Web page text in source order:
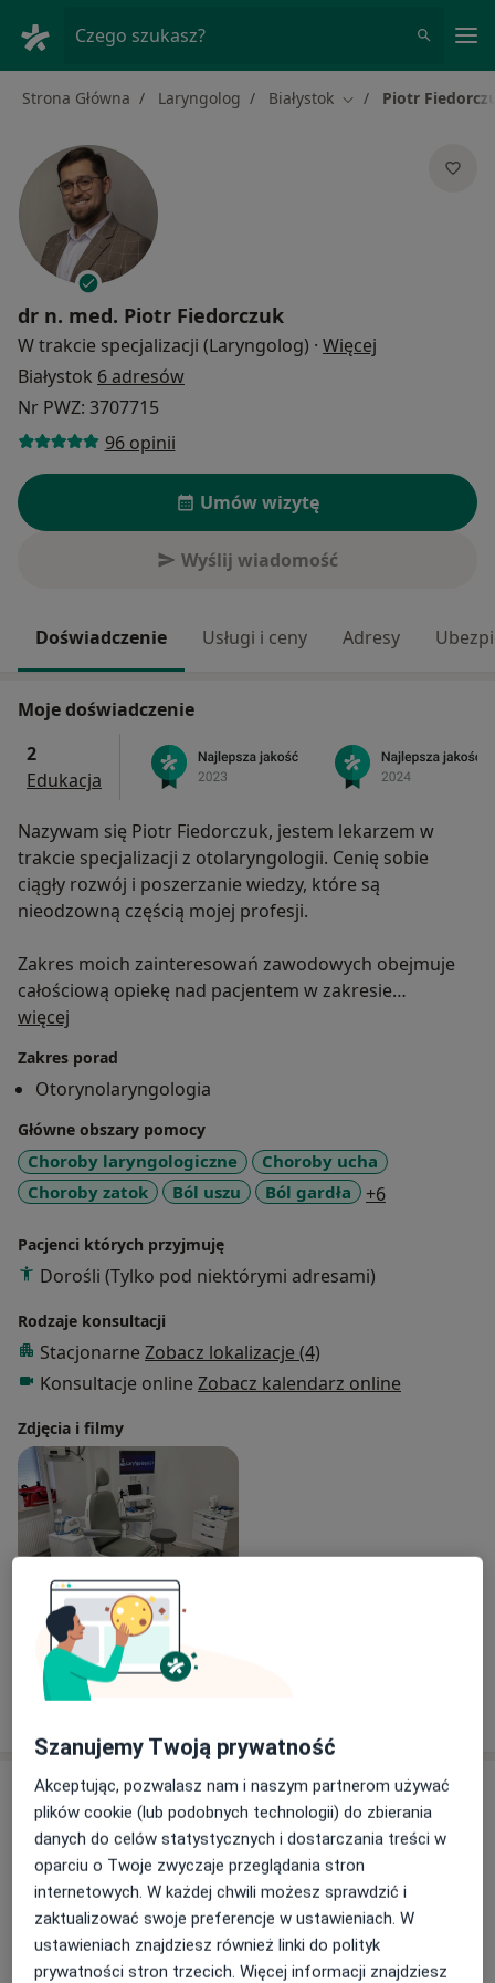
Czego szukasz?
Strona Główna Laryngolog Białystok Zmień miasto
Piotr
dr n. med. Piotr Fiedorczuk
W trakcie specjalizacji (Laryngolog) · Więcej
Białystok 6 adresów
Nr PWZ: 3707715
96 opinii
Umów wizytę
Wyślij wiadomość
Doświadczenie Usługi i ceny Adresy
Moje doświadczenie
2
Edukacja
Nazywam się Piotr Fiedorczuk, jestem lekarzem w
trakcie specjalizacji z otolaryngologii. Cenię sobie
ciągły rozwój i poszerzanie wiedzy, które są
nieodzowną częścią mojej profesji.
Zakres moich zainteresowań zawodowych obejmuje
całościową opiekę nad pacjentem w zakresie
laryngologii, z uwzględnieniem chorób uszu, nosa,
medycyny estetycznej. Stawiam na indywidualne
podejście do pacjenta, skupiając się na wysokiej
jakości opiece medycznej.
więcej
Zakres porad
Otorynolaryngologia
Główne obszary pomocy
Choroby laryngologiczne
Choroby ucha
Choroby zatok
Ból uszu Ból gardła +6
Pacjenci których przyjmuję
Dorośli (Tylko pod niektórymi adresami)
Rodzaje konsultacji
Stacjonarne Zobacz lokalizacje (4)
Konsultacje online Zobacz kalendarz online
Zdjęcia i filmy
Zobacz galerię (1)
Usługi i ceny
Konsultacja laryngologiczna +
fiberoskopia
300 zł Szczegóły
Umów wizytę
Konsultacja laryngologiczna
dorosłych
Umów wizytę
Szanujemy Twoją prywatność
Akceptując, pozwalasz nam i naszym partnerom używać
plików cookie (lub podobnych technologii) do zbierania
danych do celów statystycznych i dostarczania treści w
oparciu o Twoje zwyczaje przeglądania stron
internetowych. W każdej chwili możesz sprawdzić i
zaktualizować swoje preferencje w ustawieniach. W
ustawieniach znajdziesz również linki do polityk
prywatności stron trzecich. Więcej informacji znajdziesz